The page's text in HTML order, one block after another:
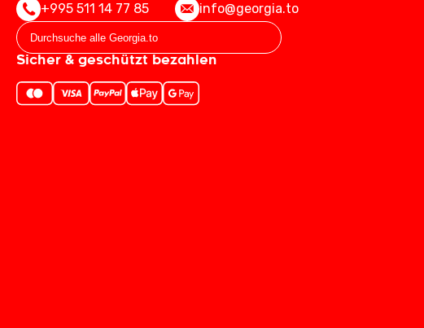
+995 511 14 77 85 info@georgia.to
Sicher & geschützt bezahlen